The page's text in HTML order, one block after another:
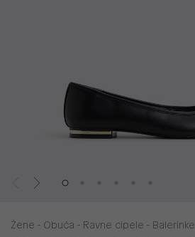
Žene - Obuća - Ravne cipele - Balerinke